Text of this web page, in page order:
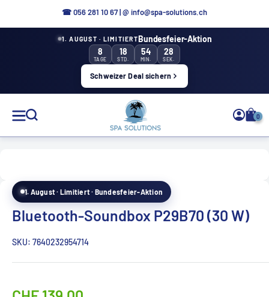
☎ 056 281 10 67|@ info@spa-solutions.ch
1. AUGUST · LIMITIERTBundesfeier-Aktion
8
TAGE
18
STD.
54
MIN.
28
SEK.
Schweizer Deal sichern
Solutions
0
1. August · Limitiert · Bundesfeier-Aktion
Bluetooth-Soundbox P29B70 (30 W)
SKU: 7640232954714